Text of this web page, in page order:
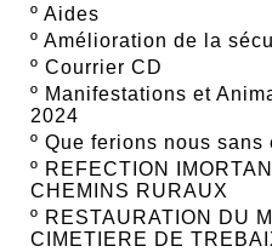
º Aides
º Amélioration de la
º Courrier CD
º Manifestations et
2024
º Que ferions nous sans
º REFECTION
CHEMINS RURAUX
º RESTAURATION DU
CIMETIERE DE